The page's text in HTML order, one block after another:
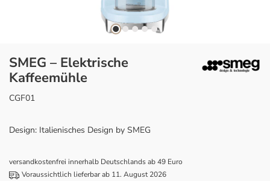
SMEG – Elektrische
Kaffeemühle
CGF01
Design: Italienisches Design by SMEG
versandkostenfrei innerhalb Deutschlands ab 49 Euro
Voraussichtlich lieferbar ab 11. August 2026